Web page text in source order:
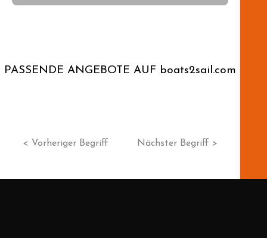
PASSENDE ANGEBOTE AUF boats2sail.com
< Vorheriger Begriff Nächster Begriff >